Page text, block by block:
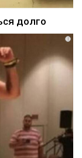
долго
i